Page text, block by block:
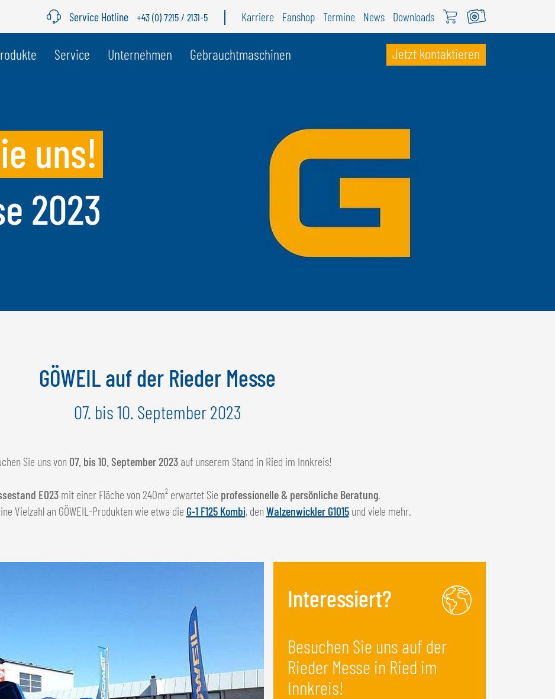
Ihr Land
NEDERLANDS
FRANÇAIS
DEUTSCH
GÖWEIL Schweiz
FRANÇAIS
Service Hotline +43 (0) 7215 / 2131-5 Karriere Fanshop Termine News Downloads
Service Unternehmen Gebrauchtmaschinen Jetzt kontaktieren
uns!
2023
GÖWEIL auf der Rieder Messe
07. bis 10. September 2023
Sie uns von 07. bis 10. September 2023 auf unserem Stand in Ried im Innkreis!
E023 mit einer Fläche von 240m² erwartet Sie professionelle & persönliche Beratung.
Vielzahl an GÖWEIL-Produkten wie etwa die G-1 F125 Kombi, den Walzenwickler G1015und viele mehr.
Interessiert?
Besuchen Sie uns auf der
Rieder Messe in Ried im
Innkreis!